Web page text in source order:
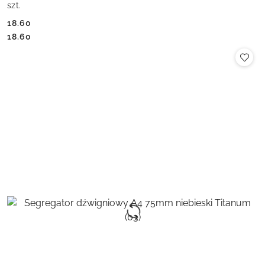
szt.
Cena:
18.60
Cena:
18.60